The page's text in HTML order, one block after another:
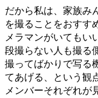
だから私は、家族み
を撮ることをおすす
メラマンがいてもい
段撮らない人も撮る
撮ってばかりで写る
てあげる、という観
メンバーそれぞれが